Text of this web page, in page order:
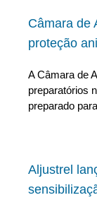
Câmara de
proteção
A Câmara de
preparatórios
preparado
Aljustrel